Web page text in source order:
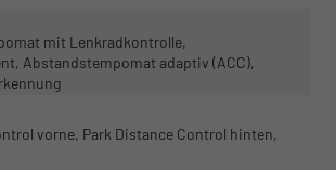
mit Lenkradkontrolle,
Abstandstempomat adaptiv (ACC),
vorne, Park Distance Control hinten,